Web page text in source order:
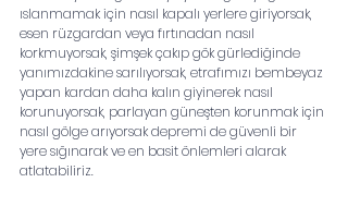
ıslanmamak için nasıl kapalı yerlere giriyorsak,
esen rüzgardan veya fırtınadan nasıl
korkmuyorsak, şimşek çakıp gök gürlediğinde
yanımızdakine sarılıyorsak, etrafımızı bembeyaz
yapan kardan daha kalın giyinerek nasıl
korunuyorsak, parlayan güneşten korunmak için
nasıl gölge arıyorsak depremi de güvenli bir
yere sığınarak ve en basit önlemleri alarak
atlatabiliriz.